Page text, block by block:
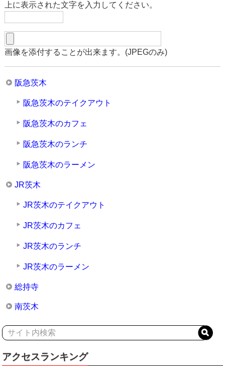
上に表示された文字を入力してください。
画像を添付することが出来ます。(JPEGのみ)
阪急茨木
阪急茨木のテイクアウト
阪急茨木のカフェ
阪急茨木のランチ
阪急茨木のラーメン
JR茨木
JR茨木のテイクアウト
JR茨木のカフェ
JR茨木のランチ
JR茨木のラーメン
総持寺
南茨木
アクセスランキング